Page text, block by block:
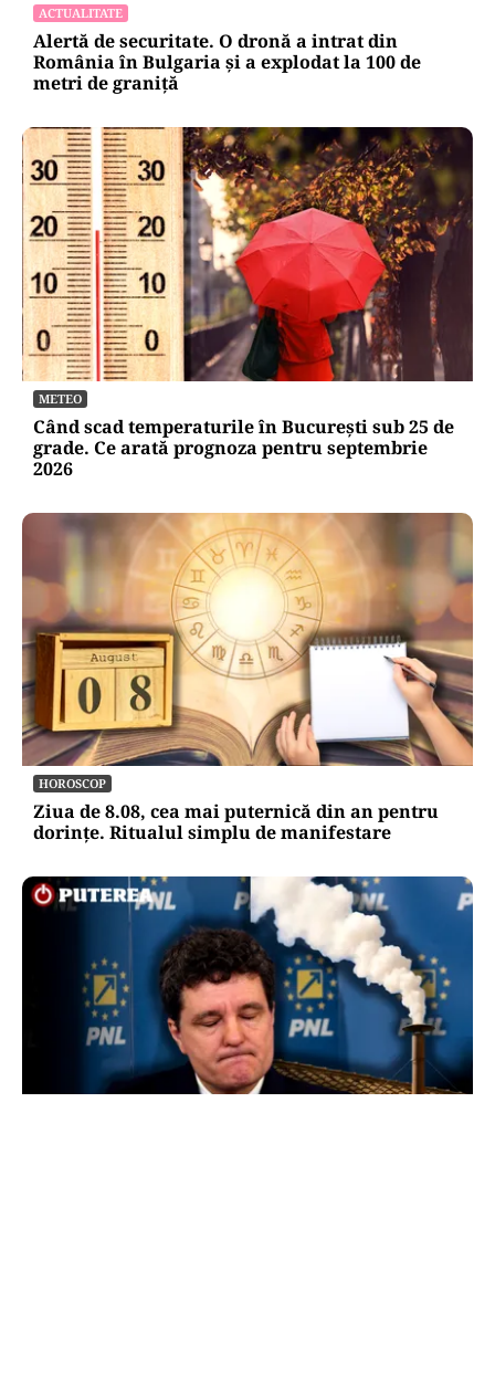
ACTUALITATE
Alertă de securitate. O dronă a intrat din
România în Bulgaria şi a explodat la 100 de
metri de graniţă
METEO
Când scad temperaturile în București sub 25 de
grade. Ce arată prognoza pentru septembrie
2026
HOROSCOP
Ziua de 8.08, cea mai puternică din an pentru
dorințe. Ritualul simplu de manifestare